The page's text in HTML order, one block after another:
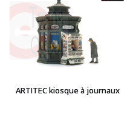
ARTITEC kiosque à journaux